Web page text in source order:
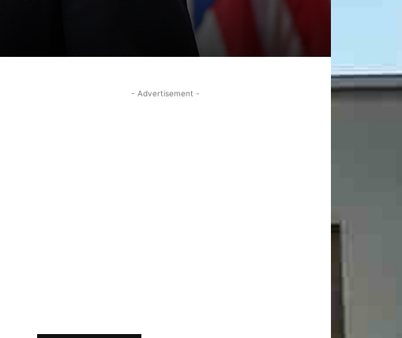
- Advertisement -